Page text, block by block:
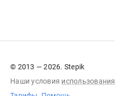
© 2013 — 2026. Stepik
Наши условия использования